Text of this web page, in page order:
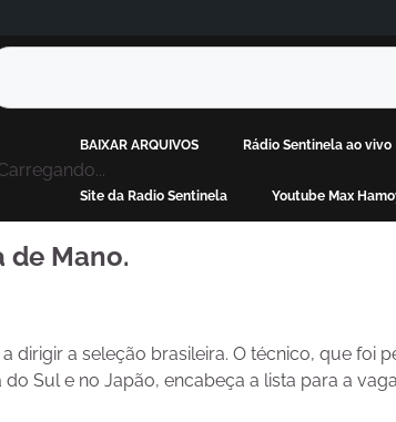
BAIXAR ARQUIVOS Rádio Sentinela ao vivo
Site da Radio Sentinela Youtube Max
de Mano.
dirigir a seleção brasileira. O técnico, que foi
Sul e no Japão, encabeça a lista para a